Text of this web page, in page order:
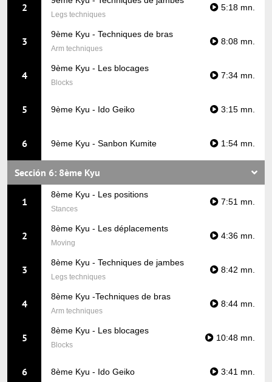
2
Legs techniques
5:18 mn.
3
9ème Kyu - Techniques de bras
Arm techniques
8:08 mn.
4
9ème Kyu - Les blocages
Blocks
7:34 mn.
5 9ème Kyu - Ido Geiko 3:15 mn.
6 9ème Kyu - Sanbon Kumite 1:54 mn.
Sección 6: 8ème Kyu
1
8ème Kyu - Les positions
Stances
7:51 mn.
2
8ème Kyu - Les déplacements
Moving
4:36 mn.
3
8ème Kyu - Techniques de jambes
Legs techniques
8:42 mn.
4
8ème Kyu -Techniques de bras
Arm techniques
8:44 mn.
5
8ème Kyu - Les blocages
Blocks
10:48 mn.
6 8ème Kyu - Ido Geiko 3:41 mn.